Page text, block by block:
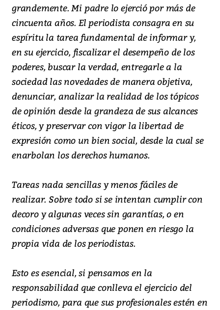
grandemente. Mi padre lo ejerció por más de
cincuenta años. El periodista consagra en su
espíritu la tarea fundamental de informar y,
en su ejercicio, fiscalizar el desempeño de los
poderes, buscar la verdad, entregarle a la
sociedad las novedades de manera objetiva,
denunciar, analizar la realidad de los tópicos
de opinión desde la grandeza de sus alcances
éticos, y preservar con vigor la libertad de
expresión como un bien social, desde la cual se
enarbolan los derechos humanos.
Tareas nada sencillas y menos fáciles de
realizar. Sobre todo si se intentan cumplir con
decoro y algunas veces sin garantías, o en
condiciones adversas que ponen en riesgo la
propia vida de los periodistas.
Esto es esencial, si pensamos en la
responsabilidad que conlleva el ejercicio del
periodismo, para que sus profesionales estén en